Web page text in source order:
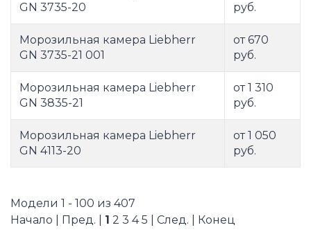
GN 3735-20
руб.
Морозильная камера Liebherr
GN 3735-21 001
от 670
руб.
Морозильная камера Liebherr
GN 3835-21
от 1 310
руб.
Морозильная камера Liebherr
GN 4113-20
от 1 050
руб.
Модели 1 - 100 из 407
Начало | Пред. | 1 2 3 4 5 След. Конец